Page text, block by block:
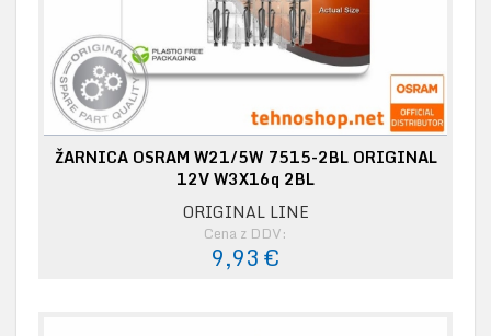
ŽARNICA OSRAM W21/5W 7515-2BL ORIGINAL
12V W3X16q 2BL
ORIGINAL LINE
Cena z DDV:
9,93 €